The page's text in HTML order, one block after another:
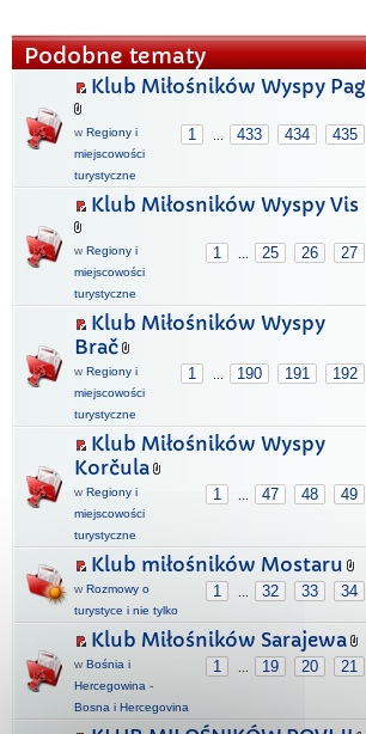
Podobne tematy
Klub Miłośników Wyspy Pag
1 ... 433 434 435
w Regiony i
miejscowości
turystyczne
Klub Miłosników Wyspy Vis
1 ... 25 26 27
w Regiony i
miejscowości
turystyczne
Klub Miłośników Wyspy
Brač
1 ... 190 191 192
w Regiony i
miejscowości
turystyczne
Klub Miłośników Wyspy
Korčula
1 ... 47 48 49
w Regiony i
miejscowości
turystyczne
Klub miłośników Mostaru
1 ... 32 33 34
w Rozmowy o
turystyce i nie tylko
Klub Miłośników Sarajewa
1 ... 19 20 21
w Bośnia i
Hercegowina -
Bosna i Hercegovina